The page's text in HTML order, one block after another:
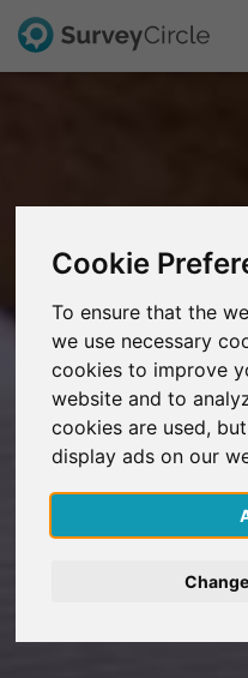
Cookie
To ensure that the
we use necessary
cookies to improve
website and to
cookies are used,
display ads on our